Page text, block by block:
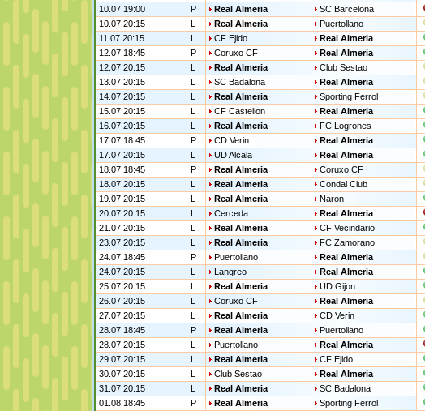
10.07 19:00
P Real Almeria SC Barcelona
10.07 20:15
L Real Almeria Puertollano
11.07 20:15
L CF Ejido Real Almeria
12.07 18:45
P Coruxo CF Real Almeria
12.07 20:15
L Real Almeria Club Sestao
13.07 20:15
L SC Badalona Real Almeria
14.07 20:15
L Real Almeria Sporting Ferrol
15.07 20:15
L CF Castellon Real Almeria
16.07 20:15
L Real Almeria FC Logrones
17.07 18:45
P CD Verin Real Almeria
17.07 20:15
L UD Alcala Real Almeria
18.07 18:45
P Real Almeria Coruxo CF
18.07 20:15
L Real Almeria Condal Club
19.07 20:15
L Real Almeria Naron
20.07 20:15
L Cerceda Real Almeria
21.07 20:15
L Real Almeria CF Vecindario
23.07 20:15
L Real Almeria FC Zamorano
24.07 18:45
P Puertollano Real Almeria
24.07 20:15
L Langreo Real Almeria
25.07 20:15
L Real Almeria UD Gijon
26.07 20:15
L Coruxo CF Real Almeria
27.07 20:15
L Real Almeria CD Verin
28.07 18:45
P Real Almeria Puertollano
28.07 20:15
L Puertollano Real Almeria
29.07 20:15
L Real Almeria CF Ejido
30.07 20:15
L Club Sestao Real Almeria
31.07 20:15
L Real Almeria SC Badalona
01.08 18:45
P Real Almeria Sporting Ferrol